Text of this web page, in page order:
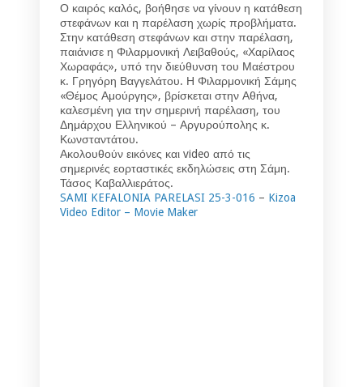
Ο καιρός καλός, βοήθησε να γίνουν η κατάθεση
στεφάνων και η παρέλαση χωρίς προβλήματα.
Στην κατάθεση στεφάνων και στην παρέλαση,
παιάνισε η Φιλαρμονική Λειβαθούς, «Χαρίλαος
Χωραφάς», υπό την διεύθυνση του Μαέστρου
κ. Γρηγόρη Βαγγελάτου. Η Φιλαρμονική Σάμης
«Θέμος Αμούργης», βρίσκεται στην Αθήνα,
καλεσμένη για την σημερινή παρέλαση, του
Δημάρχου Ελληνικού – Αργυρούπολης κ.
Κωνσταντάτου.
Ακολουθούν εικόνες και video από τις
σημερινές εορταστικές εκδηλώσεις στη Σάμη.
Τάσος Καβαλλιεράτος.
SAMI KEFALONIA PARELASI 25-3-016 – Kizoa
Video Editor – Movie Maker